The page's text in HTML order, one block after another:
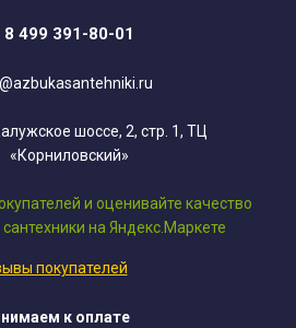
8 499 391-80-01
шоссе, 2, стр. 1, ТЦ
«Корниловский»
покупателей
к оплате